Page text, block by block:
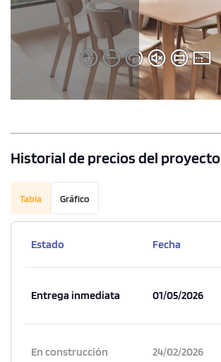
Historial de precios del proyecto
Tabla Gráfico
Estado Fecha
Entrega inmediata 01/05/2026
En construcción 24/02/2026